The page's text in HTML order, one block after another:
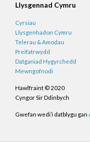
Llysgennad Cymru
Cyrsiau
Llysgenhadon Cymru
Telerau & Amodau
Preifatrwydd
Datganiad Hygyrchedd
Mewngofnodi
Hawlfraint © 2020
Cyngor Sir Ddinbych
Gwefan wedi’i datblygu gan